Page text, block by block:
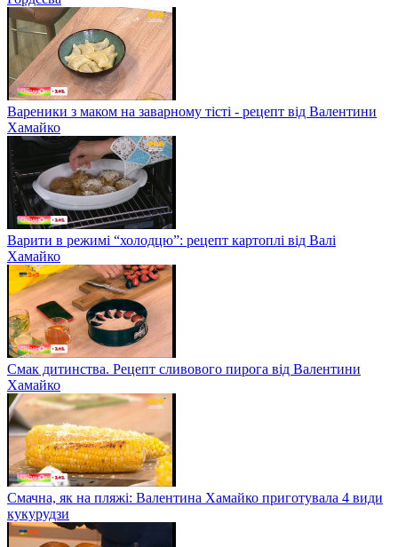
Вареники з маком на заварному тісті - рецепт від Валентини
Хамайко
Варити в режимі “холодцю”: рецепт картоплі від Валі
Хамайко
Смак дитинства. Рецепт сливового пирога від Валентини
Хамайко
Смачна, як на пляжі: Валентина Хамайко приготувала 4 види
кукурудзи